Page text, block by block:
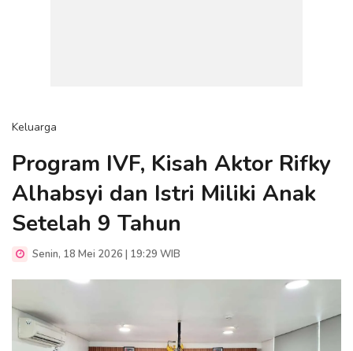
Keluarga
Program IVF, Kisah Aktor Rifky
Alhabsyi dan Istri Miliki Anak
Setelah 9 Tahun
Senin, 18 Mei 2026 | 19:29 WIB